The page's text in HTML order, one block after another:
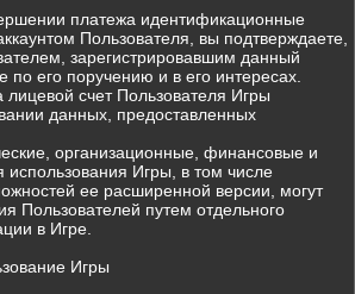
платежа идентификационные
Пользователя, вы подтверждаете,
зарегистрировавшим данный
по его поручению и в его интересах.
счет Пользователя Игры
данных, предоставленных
организационные, финансовые и
использования Игры, в том числе
ее расширенной версии, могут
Пользователей путем отдельного
в Игре.
Игры